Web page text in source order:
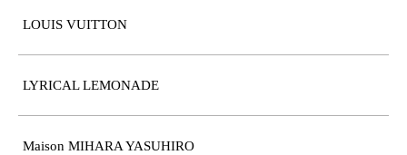
LOUIS VUITTON
LYRICAL LEMONADE
Maison MIHARA YASUHIRO